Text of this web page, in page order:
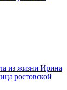
из жизни Ирина
ростовской